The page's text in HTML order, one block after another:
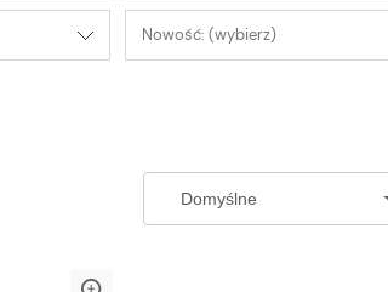
Nowość: (wybierz)